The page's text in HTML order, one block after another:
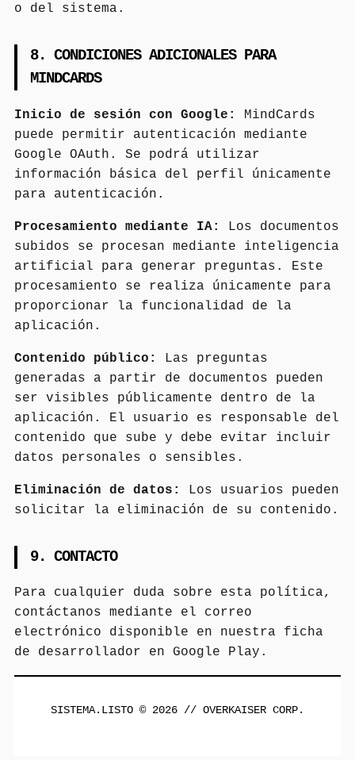
o del sistema.
8. CONDICIONES ADICIONALES PARA
MINDCARDS
Inicio de sesión con Google:
MindCards
puede permitir autenticación mediante
Google OAuth. Se podrá utilizar
información básica del perfil únicamente
para autenticación.
Procesamiento mediante IA:
Los documentos
subidos se procesan mediante inteligencia
artificial para generar preguntas. Este
procesamiento se realiza únicamente para
proporcionar la funcionalidad de la
aplicación.
Contenido público:
Las preguntas
generadas a partir de documentos pueden
ser visibles públicamente dentro de la
aplicación. El usuario es responsable del
contenido que sube y debe evitar incluir
datos personales o sensibles.
Eliminación de datos:
Los usuarios pueden
solicitar la eliminación de su contenido.
9. CONTACTO
Para cualquier duda sobre esta política,
contáctanos mediante el correo
electrónico disponible en nuestra ficha
de desarrollador en Google Play.
SISTEMA.LISTO © 2026 // OVERKAISER CORP.